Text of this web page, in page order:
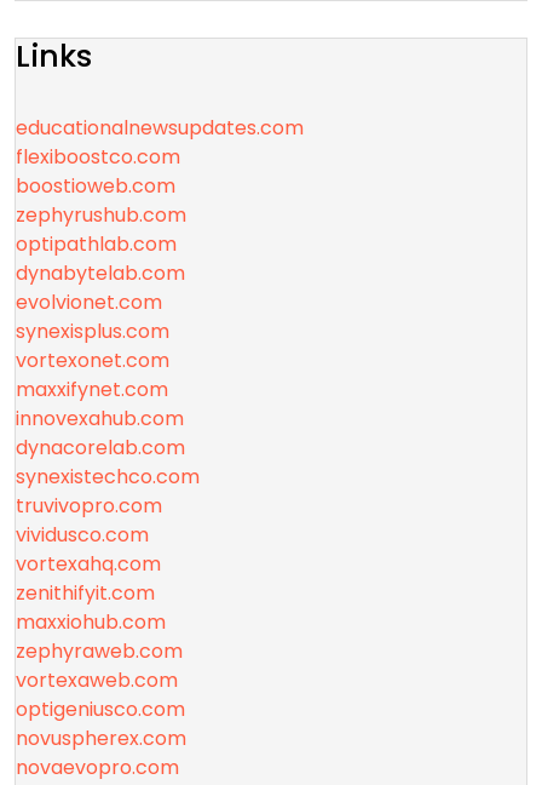
Links
educationalnewsupdates.com
flexiboostco.com
boostioweb.com
zephyrushub.com
optipathlab.com
dynabytelab.com
evolvionet.com
synexisplus.com
vortexonet.com
maxxifynet.com
innovexahub.com
dynacorelab.com
synexistechco.com
truvivopro.com
vividusco.com
vortexahq.com
zenithifyit.com
maxxiohub.com
zephyraweb.com
vortexaweb.com
optigeniusco.com
novuspherex.com
novaevopro.com